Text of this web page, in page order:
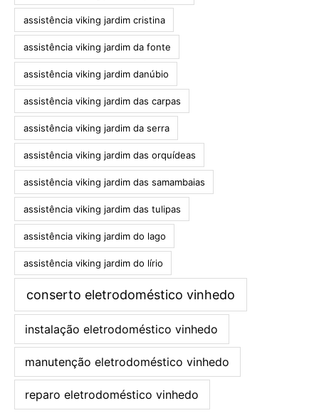
assistência viking jardim cristina
assistência viking jardim da fonte
assistência viking jardim danúbio
assistência viking jardim das carpas
assistência viking jardim da serra
assistência viking jardim das orquídeas
assistência viking jardim das samambaias
assistência viking jardim das tulipas
assistência viking jardim do lago
assistência viking jardim do lírio
conserto eletrodoméstico vinhedo
instalação eletrodoméstico vinhedo
manutenção eletrodoméstico vinhedo
reparo eletrodoméstico vinhedo